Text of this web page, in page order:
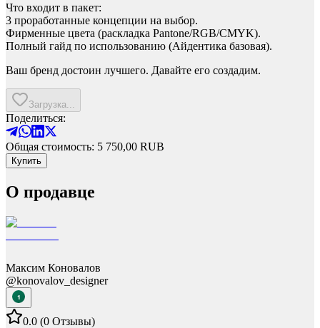
Что входит в пакет:
3 проработанные концепции на выбор.
Фирменные цвета (раскладка Pantone/RGB/CMYK).
Полный гайд по использованию (Aйдентика базовая).
Ваш бренд достоин лучшего. Давайте его создадим.
Загрузка...
Поделиться:
Общая стоимость: 5 750,00 RUB
Купить
О продавце
Максим Коновалов
@konovalov_designer
1
0.0 (0 Отзывы)